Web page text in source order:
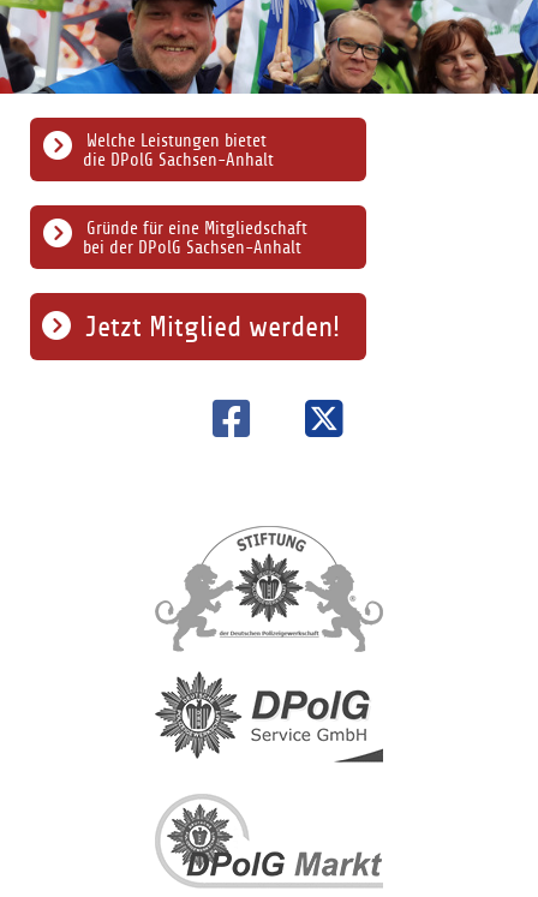
Gründe für eine Mitgliedschaft
bei der DPolG Sachsen-Anhalt
Welche Leistungen bietet
die DPolG Sachsen-Anhalt
Jetzt Mitglied werden!